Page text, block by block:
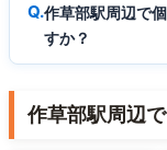
作草部駅周辺で
すか？
作草部駅周辺